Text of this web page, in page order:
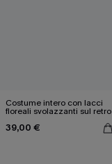
Costume intero con lacci
floreali svolazzanti sul retro
39,00 €